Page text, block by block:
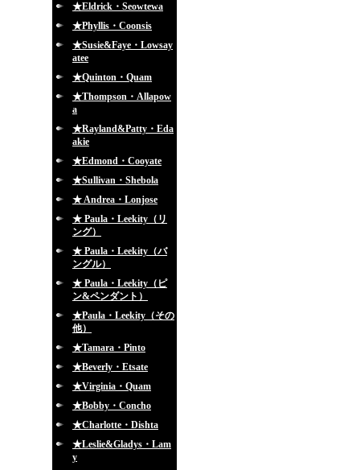
★Eldrick・Seowtewa
★Phyllis・Coonsis
★Susie&Faye・Lowsay
atee
★Quinton・Quam
★Thompson・Allapow
a
★Rayland&Patty・Eda
akie
★Edmond・Cooyate
★Sullivan・Shebola
★ Andrea・Lonjose
★ Paula・Leekity（リ
ング）
★ Paula・Leekity（バ
ングル）
★ Paula・Leekity（ピ
ン&ペンダント）
★Paula・Leekity（その
他）
★Tamara・Pinto
★Beverly・Etsate
★Virginia・Quam
★Bobby・Concho
★Charlotte・Dishta
★Leslie&Gladys・Lam
y